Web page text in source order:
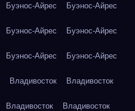
Буэнос-Айрес Буэнос-Айрес
Буэнос-Айрес Буэнос-Айрес
Буэнос-Айрес Буэнос-Айрес
Владивосток Владивосток
Владивосток Владивосток